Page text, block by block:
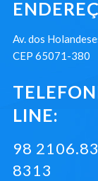
Av. dos
CEP 65071-380
LINE:
98
8313